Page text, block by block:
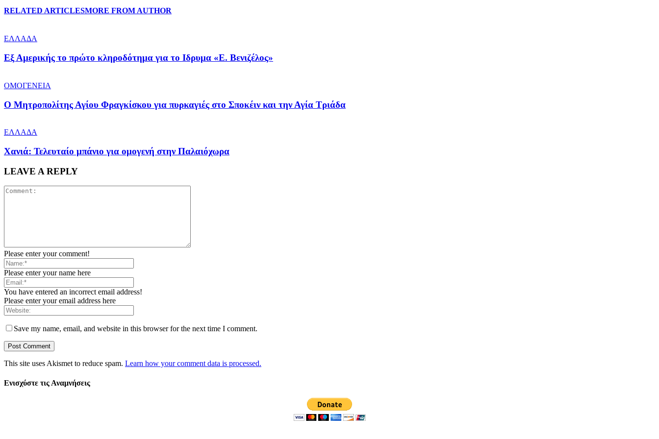
RELATED ARTICLESMORE FROM AUTHOR
ΕΛΛΑΔΑ
Εξ Αμερικής το πρώτο κληροδότημα για το Ιδρυμα «Ε. Βενιζέλος»
ΟΜΟΓΕΝΕΙΑ
Ο Μητροπολίτης Αγίου Φραγκίσκου για πυρκαγιές στο Σποκέιν και την Αγία Τριάδα
ΕΛΛΑΔΑ
Χανιά: Τελευταίο μπάνιο για ομογενή στην Παλαιόχωρα
LEAVE A REPLY
Please enter your comment!
Please enter your name here
You have entered an incorrect email address!
Please enter your email address here
Save my name, email, and website in this browser for the next time I comment.
This site uses Akismet to reduce spam. Learn how your comment data is processed.
Ενισχύστε τις Αναμνήσεις